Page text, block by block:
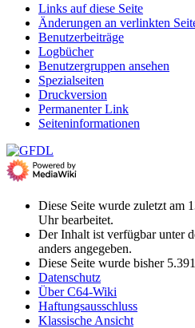
Links auf diese Seite
Änderungen an verlinkten
Benutzerbeiträge
Logbücher
Benutzergruppen ansehen
Spezialseiten
Druckversion
Permanenter Link
Seiten­­informationen
Diese Seite wurde zuletzt am
Uhr bearbeitet.
Der Inhalt ist verfügbar unter
anders angegeben.
Diese Seite wurde bisher
Datenschutz
Über C64-Wiki
Haftungsausschluss
Klassische Ansicht